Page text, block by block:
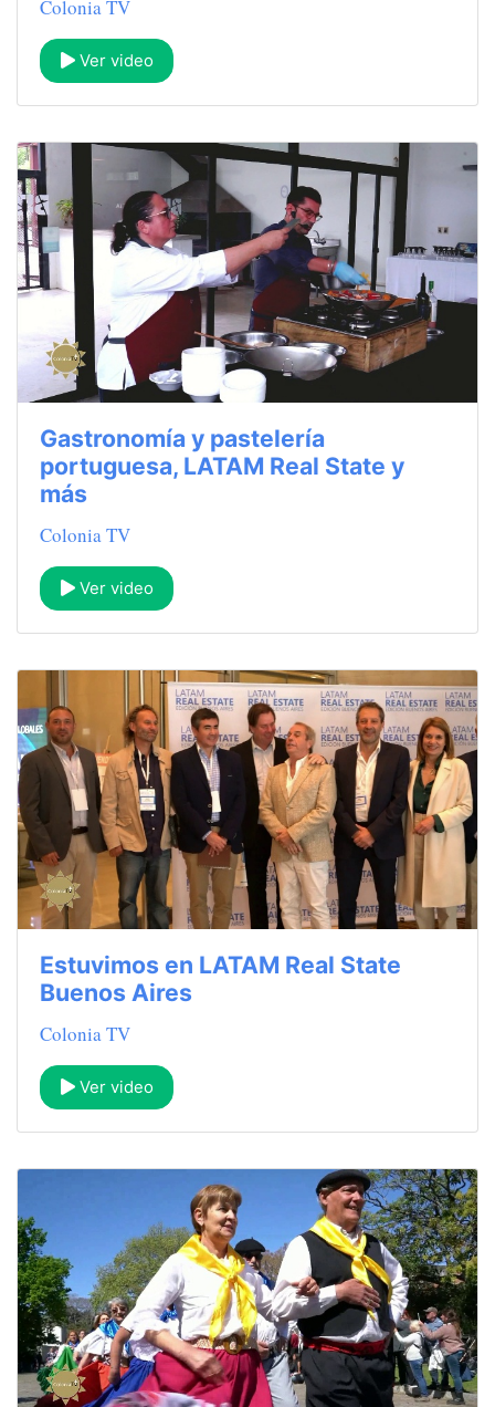
Colonia TV
Ver video
Gastronomía y pastelería
portuguesa, LATAM Real State y
más
Colonia TV
Ver video
Estuvimos en LATAM Real State
Buenos Aires
Colonia TV
Ver video